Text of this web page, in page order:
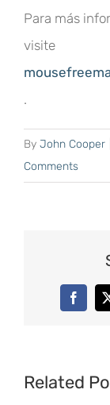
Para más
visite
.
By John Cooper
Comments
Related